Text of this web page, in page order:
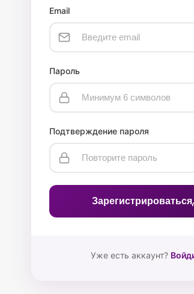
Email
Пароль
Подтверждение пароля
Зарегистрироваться
Уже есть аккаунт?